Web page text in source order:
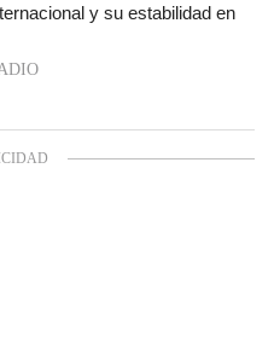
y su estabilidad en